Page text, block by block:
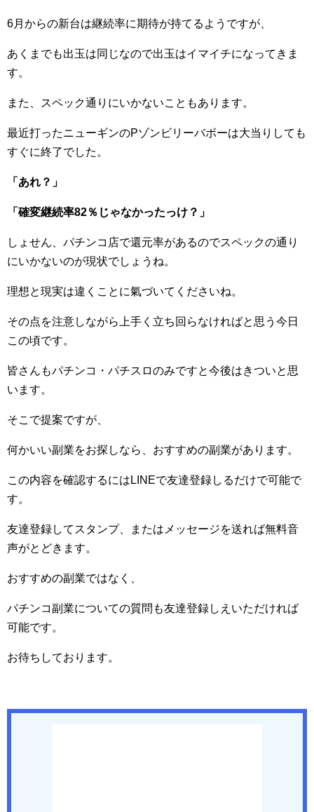
6月からの新台は継続率に期待が持てるようですが、
あくまでも出玉は同じなので出玉はイマイチになってきま
す。
また、スペック通りにいかないこともあります。
最近打ったニューギンのPゾンビリーバボーは大当りしても
すぐに終了でした。
「あれ？」
「確変継続率82％じゃなかったっけ？」
しょせん、パチンコ店で還元率があるのでスペックの通り
にいかないのが現状でしょうね。
理想と現実は違くことに氣づいてくださいね。
その点を注意しながら上手く立ち回らなければと思う今日
この頃です。
皆さんもパチンコ・パチスロのみですと今後はきついと思
います。
そこで提案ですが、
何かいい副業をお探しなら、おすすめの副業があります。
この内容を確認するにはLINEで友達登録しるだけで可能で
す。
友達登録してスタンプ、またはメッセージを送れば無料音
声がとどきます。
おすすめの副業ではなく、
パチンコ副業についての質問も友達登録しえいただければ
可能です。
お待ちしております。